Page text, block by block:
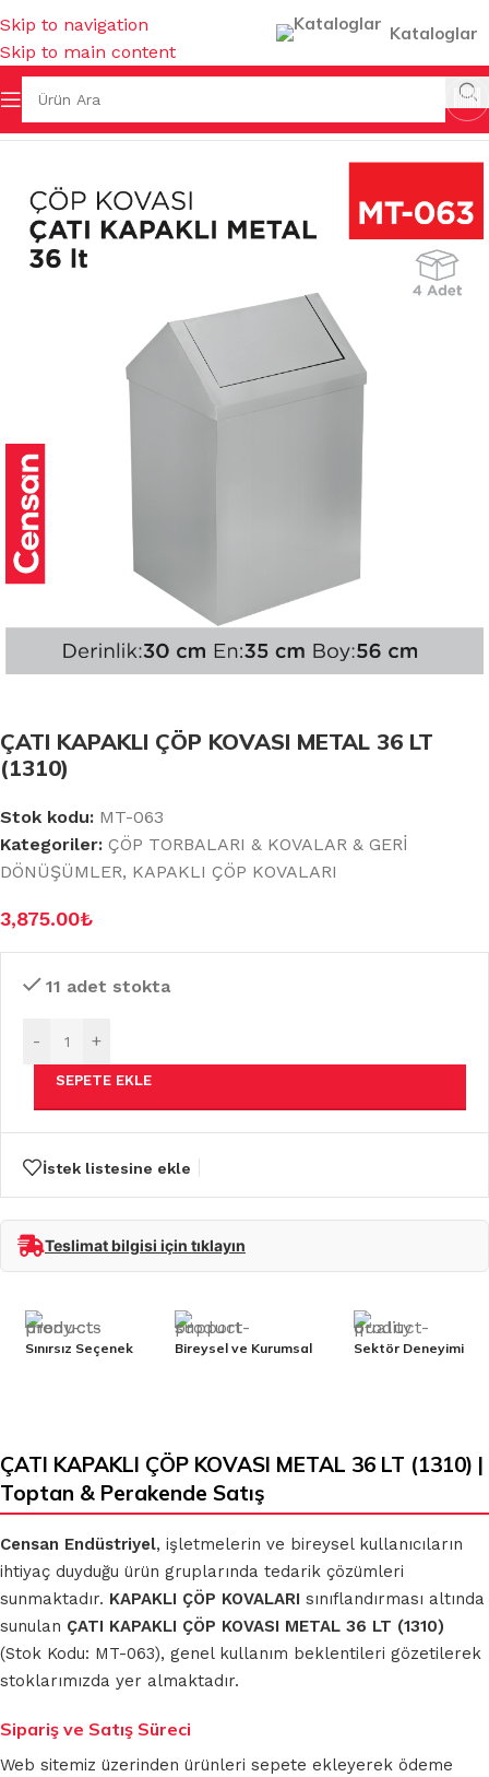
Skip to navigation
Skip to main content
Kataloglar
& GERİ DÖNÜŞÜMLER KAPAKLI ÇÖP KOVALARI
ÇATI KAPAKLI ÇÖP KOVASI METAL 36 LT
(1310)
Stok kodu: MT-063
Kategoriler: ÇÖP TORBALARI & KOVALAR & GERİ
DÖNÜŞÜMLER, KAPAKLI ÇÖP KOVALARI
3,875.00₺
11 adet stokta
- +
SEPETE EKLE
İstek listesine ekle
Teslimat bilgisi için tıklayın
Sınırsız Seçenek Bireysel ve Kurumsal Sektör Deneyimi
ÇATI KAPAKLI ÇÖP KOVASI METAL 36 LT (1310) |
Toptan & Perakende Satış
Censan Endüstriyel, işletmelerin ve bireysel kullanıcıların
ihtiyaç duyduğu ürün gruplarında tedarik çözümleri
sunmaktadır. KAPAKLI ÇÖP KOVALARI sınıflandırması altında
sunulan ÇATI KAPAKLI ÇÖP KOVASI METAL 36 LT (1310)
(Stok Kodu: MT-063), genel kullanım beklentileri gözetilerek
stoklarımızda yer almaktadır.
Sipariş ve Satış Süreci
Web sitemiz üzerinden ürünleri sepete ekleyerek ödeme